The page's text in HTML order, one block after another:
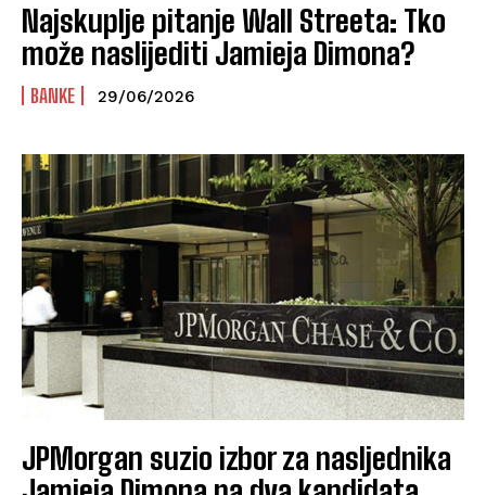
Najskuplje pitanje Wall Streeta: Tko
može naslijediti Jamieja Dimona?
BANKE 29/06/2026
JPMorgan suzio izbor za nasljednika